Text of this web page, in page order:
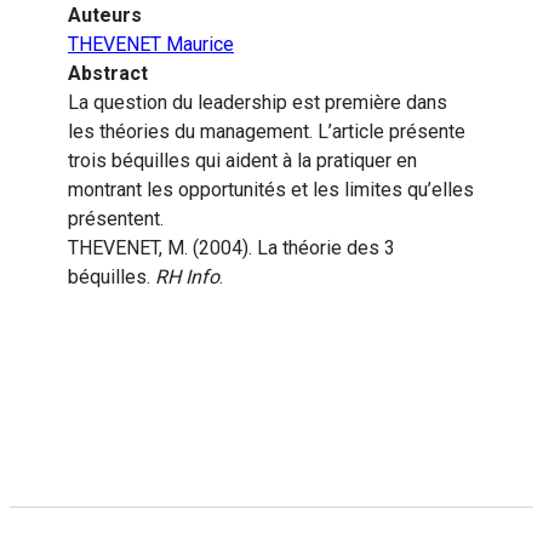
Auteurs
THEVENET Maurice
Abstract
La question du leadership est première dans
les théories du management. L’article présente
trois béquilles qui aident à la pratiquer en
montrant les opportunités et les limites qu’elles
présentent.
THEVENET, M. (2004). La théorie des 3
béquilles. RH Info.